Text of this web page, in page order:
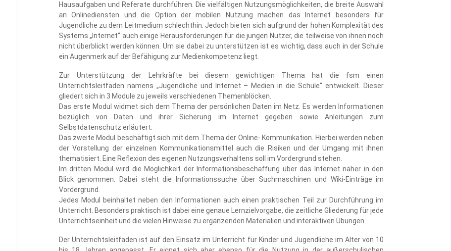
Hausaufgaben und Referate durchführen. Die vielfältigen Nutzungsmöglichkeiten, die breite Auswahl
an Onlinediensten und die Option der mobilen Nutzung machen das Internet besonders für
Jugendliche zu dem Leitmedium schlechthin. Jedoch bieten sich aufgrund der hohen Komplexität des
Systems „Internet“ auch einige Herausforderungen für die jungen Nutzer, die teilweise von ihnen noch
nicht überblickt werden können. Um sie dabei zu unterstützen ist es wichtig, dass auch in der Schule
ein Augenmerk auf der Befähigung zur Medienkompetenz liegt.
Zur Unterstützung der Lehrkräfte bei diesem gewichtigen Thema hat die fsm einen
Unterrichtsleitfaden namens „Jugendliche und Internet – Medien in die Schule“ entwickelt. Dieser
gliedert sich in 3 Module zu jeweils verschiedenen Themenblöcken.
Das erste Modul widmet sich dem Thema der persönlichen Daten im Netz. Es werden Informationen
bezüglich von Daten und ihrer Sicherung im Internet gegeben sowie Anleitungen zum
Selbstdatenschutz erläutert.
Das zweite Modul beschäftigt sich mit dem Thema der Online- Kommunikation. Hierbei werden neben
der Vorstellung der einzelnen Kommunikationsmittel auch die Risiken und der Umgang mit ihnen
thematisiert. Eine Reflexion des eigenen Nutzungsverhaltens soll im Vordergrund stehen.
Im dritten Modul wird die Möglichkeit der Informationsbeschaffung über das Internet näher in den
Blick genommen. Dabei steht die Informationssuche über Suchmaschinen und Wiki-Einträge im
Vordergrund.
Jedes Modul beinhaltet neben den Informationen auch einen praktischen Teil zur Durchführung im
Unterricht. Besonders praktisch ist dabei eine genaue Lernzielvorgabe, die zeitliche Gliederung für jede
Unterrichtseinheit und die vielen Hinweise zu ergänzenden Materialien und interaktiven Übungen.
Der Unterrichtsleitfaden ist auf den Einsatz im Unterricht für Kinder und Jugendliche im Alter von 10